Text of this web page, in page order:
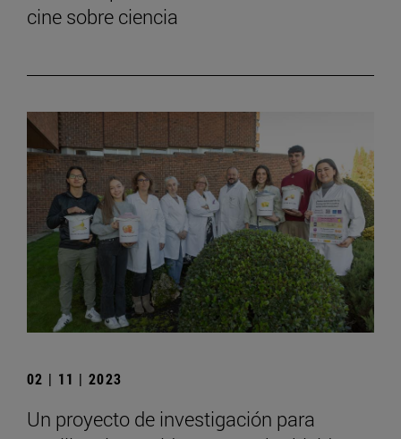
cine sobre ciencia
02 | 11 | 2023
Un proyecto de investigación para